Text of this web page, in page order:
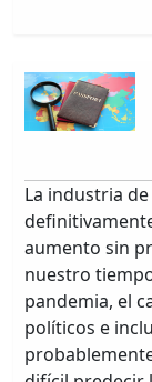
La industria
aumento sin
nuestro
pandemia, el
políticos e